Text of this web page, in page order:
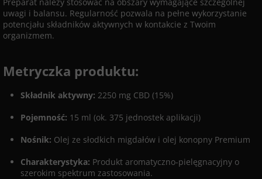
uwagi i balansu. Regularność pozwala na pełne wykorzystanie
potencjału składników aktywnych w kontakcie z Twoim
organizmem.
Metryczka produktu:
Składnik aktywny: 2250 mg CBD (15%)
Pojemność: 15 ml (ok. 375 jednostek aplikacji)
Nośnik: Olej ze słodkich migdałów i olej konopny Premium
Charakterystyka: Produkt aromatyczno-pielęgnacyjny o
szerokim spektrum zastosowania.